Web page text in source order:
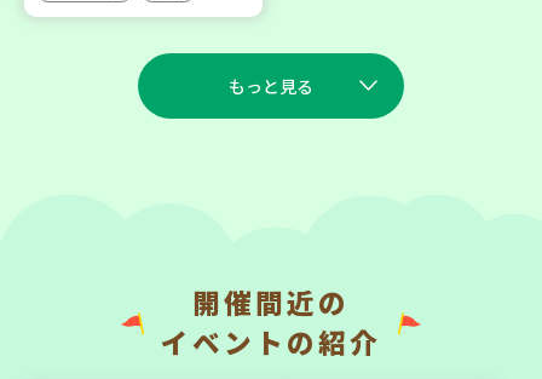
もっと見る
助け合いカフェ＆コープく
開催間近の
イベントの紹介